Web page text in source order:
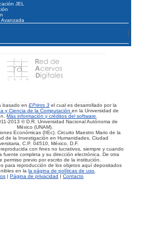
JEL
basado en EPrints 3 el cual es desarrollado por la
y Ciencia de la Computaciónen la Universidad de
Más información y créditos del software.
2013 © D.R. Universidad Nacional Autónoma de
México (UNAM).
Económicas (IIEc). Circuito Maestro Mario de la
de la Investigación en Humanidades, Ciudad
C.P. 04510, México, D.F.
con fines no lucrativos, siempre y cuando
fuente completa y su dirección electrónica. De otra
permiso previo por escrito de la institución.
para reproducción de los objetos aquí depositados
en lala página de políticas de uso.
| Página de privacidad | Contacto